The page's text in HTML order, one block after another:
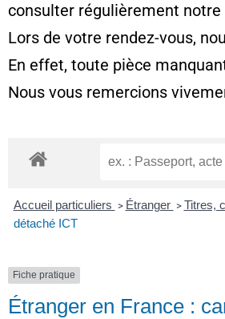
consulter régulièrement
Lors de votre rendez-vous,
En effet, toute pièce
Nous vous remercions
Accueil particuliers > Étranger > Titres,
détaché ICT
Fiche pratique
Étranger en France :